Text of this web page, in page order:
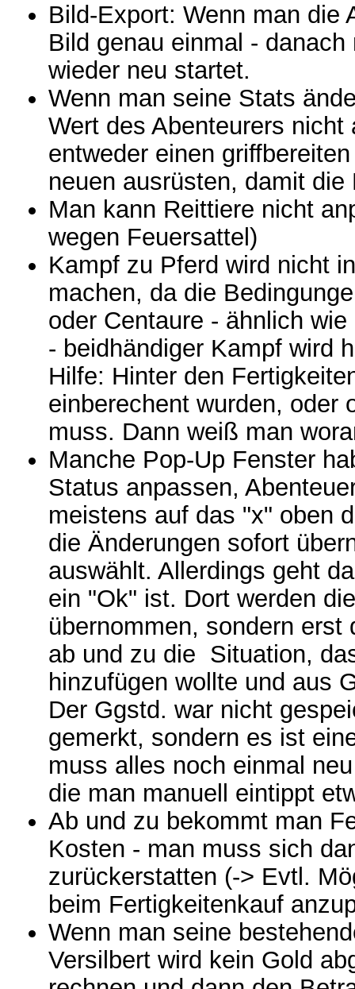
Bild-Export: Wenn man die
Bild genau einmal -
wieder neu startet.
Wenn man seine Stats
Wert des Abenteurers
entweder einen
neuen ausrüsten, damit
Man kann Reittiere nicht
wegen Feuersattel)
Kampf zu Pferd wird nicht
machen, da die
oder Centaure - ähnlich
- beidhändiger Kampf wird
Hilfe: Hinter den
einberechent wurden, oder
muss. Dann weiß man
Manche Pop-Up Fenster
Status anpassen,
meistens auf das "x" oben
die Änderungen sofort
auswählt. Allerdings geht
ein "Ok" ist. Dort werden
übernommen, sondern
ab und zu die Situation,
hinzufügen wollte und aus
Der Ggstd. war nicht
gemerkt, sondern es ist
muss alles noch einmal
die man manuell eintippt
Ab und zu bekommt man
Kosten - man muss sich
zurückerstatten (-> Evtl.
beim Fertigkeitenkauf
Wenn man seine
Versilbert wird kein Gold